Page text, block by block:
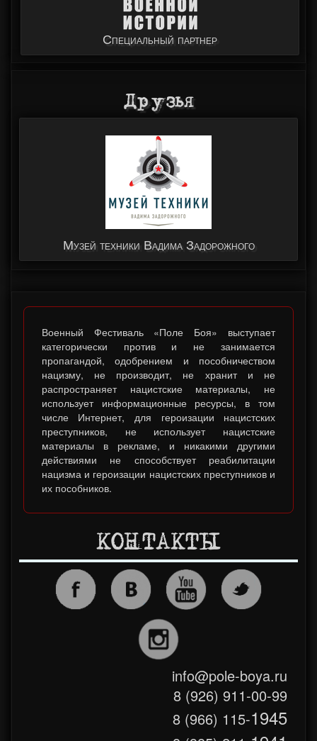
Специальный партнер
Друзья
Память Народа
Музей техники Вадима Задорожного
Военный Фестиваль «Поле Боя» выступает
категорически против и не занимается
пропагандой, одобрением и пособничеством
нацизму, не производит, не хранит и не
распространяет нацистские материалы, не
использует информационные ресурсы, в том
числе Интернет, для героизации нацистских
преступников, не использует нацистские
материалы в рекламе, и никакими другими
действиями не способствует реабилитации
нацизма и героизации нацистских преступников и
их пособников.
КОНТАКТЫ
info@pole-boya.ru
8 (926) 911-00-99
8 (966) 115-1945